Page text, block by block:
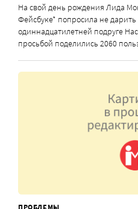
На свой день рождения Лида
Фейсбуке* попросила не
одиннадцатилетней подруге
просьбой поделились 2060
ПРОБЛЕМЫ